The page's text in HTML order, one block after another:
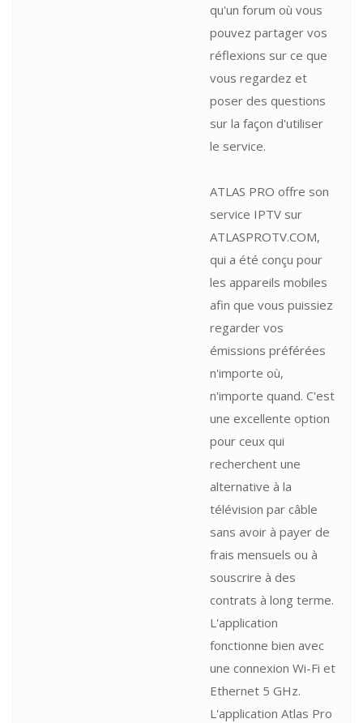
qu'un forum où vous
pouvez partager vos
réflexions sur ce que
vous regardez et
poser des questions
sur la façon d'utiliser
le service.
ATLAS PRO offre son
service IPTV sur
ATLASPROTV.COM,
qui a été conçu pour
les appareils mobiles
afin que vous puissiez
regarder vos
émissions préférées
n'importe où,
n'importe quand. C'est
une excellente option
pour ceux qui
recherchent une
alternative à la
télévision par câble
sans avoir à payer de
frais mensuels ou à
souscrire à des
contrats à long terme.
L'application
fonctionne bien avec
une connexion Wi-Fi et
Ethernet 5 GHz.
L'application Atlas Pro